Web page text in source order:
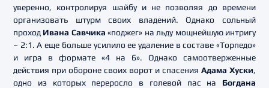
уверенно, контролируя шайбу и не позволяя до времени
организовать штурм своих владений. Однако сольный
проход Ивана Савчика «поджег» на льду мощнейшую интригу
– 2:1. А еще больше усилило ее удаление в составе «Торпедо»
и игра в формате «4 на 6». Однако самоотверженные
действия при обороне своих ворот и спасения Адама Хуски,
одно из которых переросло в голевой пас на Богдана